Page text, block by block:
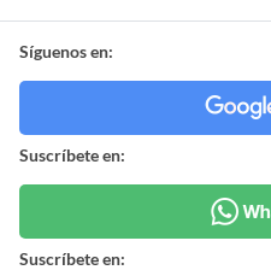
Síguenos en:
Suscríbete en:
Suscríbete en: